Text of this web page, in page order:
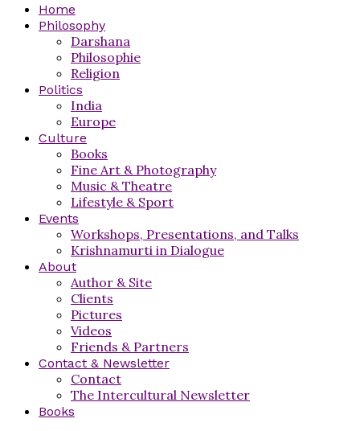
Home
Philosophy
Darshana
Philosophie
Religion
Politics
India
Europe
Culture
Books
Fine Art & Photography
Music & Theatre
Lifestyle & Sport
Events
Workshops, Presentations, and Talks
Krishnamurti in Dialogue
About
Author & Site
Clients
Pictures
Videos
Friends & Partners
Contact & Newsletter
Contact
The Intercultural Newsletter
Books